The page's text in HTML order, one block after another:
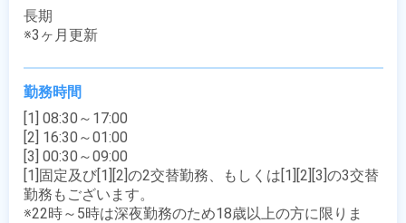
長期
※3ヶ月更新
勤務時間
[1] 08:30～17:00
[2] 16:30～01:00
[3] 00:30～09:00
[1]固定及び[1][2]の2交替勤務、もしくは[1][2][3]の3交替
勤務もございます。
※22時～5時は深夜勤務のため18歳以上の方に限りま